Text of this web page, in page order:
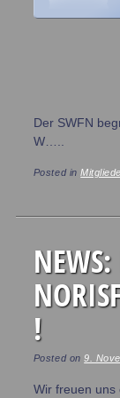
Der SWFN
W…..
Posted in
!
Posted on9.
Wir freuen uns